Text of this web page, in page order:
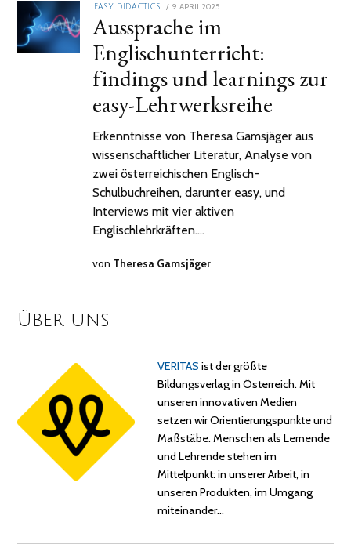
EASY DIDACTICS
POSTED
ON
9. APRIL 2025
Aussprache im
Englischunterricht:
findings und learnings zur
easy-Lehrwerksreihe
Erkenntnisse von Theresa Gamsjäger aus
wissenschaftlicher Literatur, Analyse von
zwei österreichischen Englisch-
Schulbuchreihen, darunter easy, und
Interviews mit vier aktiven
Englischlehrkräften.…
von Theresa Gamsjäger
Über uns
VERITAS ist der größte
Bildungsverlag in Österreich. Mit
unseren innovativen Medien
setzen wir Orientierungspunkte und
Maßstäbe. Menschen als Lernende
und Lehrende stehen im
Mittelpunkt: in unserer Arbeit, in
unseren Produkten, im Umgang
miteinander…